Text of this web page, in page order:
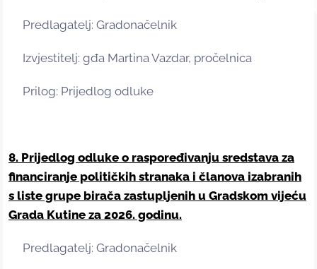
Predlagatelj: Gradonačelnik
Izvjestitelj: gđa Martina Vazdar, pročelnica
Prilog: Prijedlog odluke
8. Prijedlog odluke o raspoređivanju sredstava za
financiranje političkih stranaka i članova izabranih
s liste grupe birača zastupljenih u Gradskom vijeću
Grada Kutine za 2026. godinu.
Predlagatelj: Gradonačelnik